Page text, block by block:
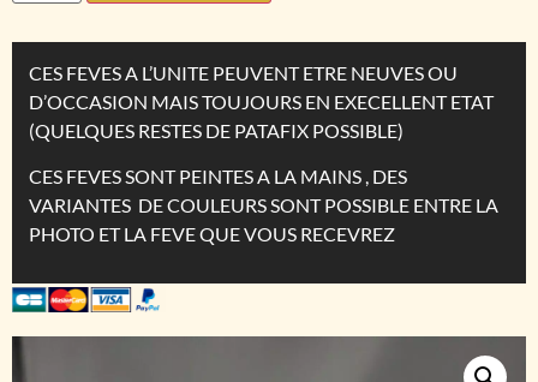
CES FEVES A L’UNITE PEUVENT ETRE NEUVES OU
D’OCCASION MAIS TOUJOURS EN EXECELLENT ETAT
(QUELQUES RESTES DE PATAFIX POSSIBLE)
CES FEVES SONT PEINTES A LA MAINS , DES
VARIANTES DE COULEURS SONT POSSIBLE ENTRE LA
PHOTO ET LA FEVE QUE VOUS RECEVREZ